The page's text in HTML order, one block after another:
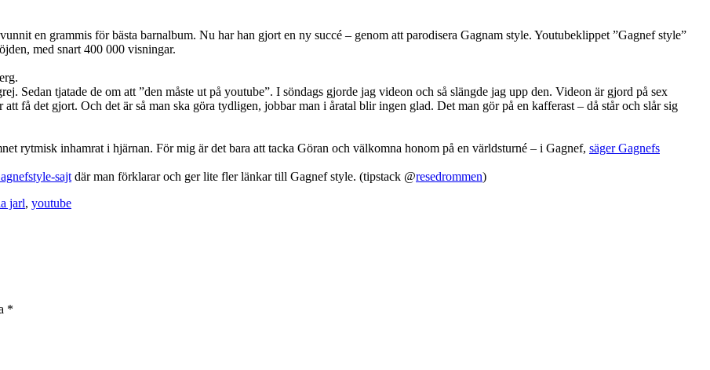
en grammis för bästa barnalbum. Nu har han gjort en ny succé – genom att parodisera Gagnam style. Youtubeklippet ”Gagnef style”
med snart 400 000 visningar.
Sedan tjatade de om att ”den måste ut på youtube”. I söndags gjorde jag videon och så slängde jag upp den. Videon är gjord på sex
få det gjort. Och det är så man ska göra tydligen, jobbar man i åratal blir ingen glad. Det man gör på en kafferast – då står och slår sig
rytmisk inhamrat i hjärnan. För mig är det bara att tacka Göran och välkomna honom på en världsturné – i Gagnef, säger Gagnefs
sajt där man förklarar och ger lite fler länkar till Gagnef style. (tipstack @resedrommen)
jarl, youtube
*